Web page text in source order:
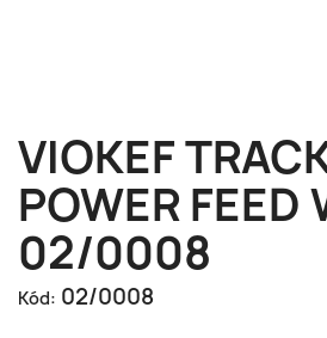
VIOKEF
POWER FEED
02/0008
Kód: 02/0008